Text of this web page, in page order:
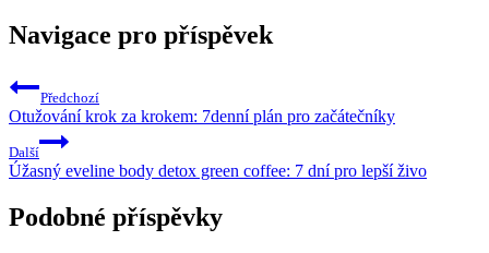
Navigace pro příspěvek
Předchozí
Otužování krok za krokem: 7denní plán pro začátečníky
Další
Úžasný eveline body detox green coffee: 7 dní pro lepší živo
Podobné příspěvky